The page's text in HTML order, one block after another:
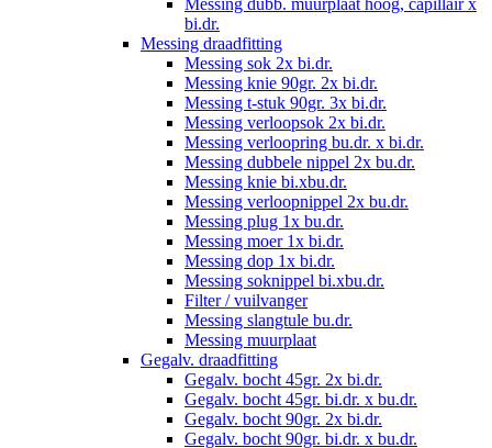
Messing dubb. muurplaat hoog, capillair x
bi.dr.
Messing draadfitting
Messing sok 2x bi.dr.
Messing knie 90gr. 2x bi.dr.
Messing t-stuk 90gr. 3x bi.dr.
Messing verloopsok 2x bi.dr.
Messing verloopring bu.dr. x bi.dr.
Messing dubbele nippel 2x bu.dr.
Messing knie bi.xbu.dr.
Messing verloopnippel 2x bu.dr.
Messing plug 1x bu.dr.
Messing moer 1x bi.dr.
Messing dop 1x bi.dr.
Messing soknippel bi.xbu.dr.
Filter / vuilvanger
Messing slangtule bu.dr.
Messing muurplaat
Gegalv. draadfitting
Gegalv. bocht 45gr. 2x bi.dr.
Gegalv. bocht 45gr. bi.dr. x bu.dr.
Gegalv. bocht 90gr. 2x bi.dr.
Gegalv. bocht 90gr. bi.dr. x bu.dr.